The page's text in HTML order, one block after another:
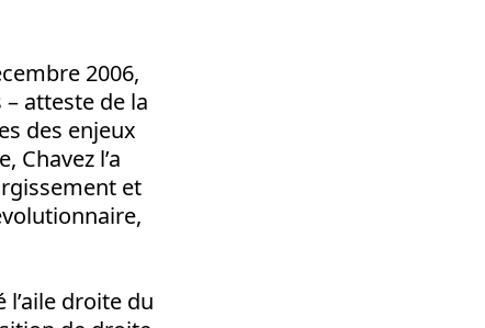
2006,
atteste de la
des enjeux
Chavez l’a
et
l’aile droite du